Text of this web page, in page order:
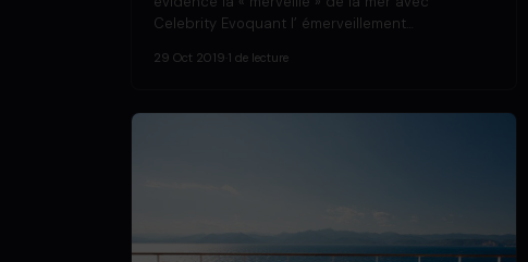
Celebrity Evoquant l’ émerveillement…
29 Oct 2019 1 de lecture